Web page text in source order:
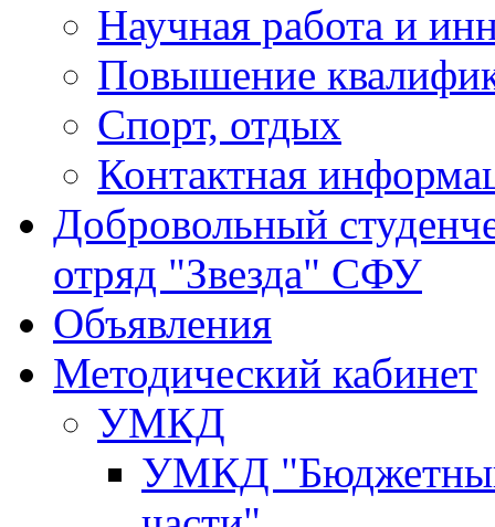
Научная работа и
Повышение
Спорт, отдых
Контактная
Добровольный
отряд "Звезда" СФУ
Объявления
Методический кабинет
УМКД
УМКД "Бюджетный